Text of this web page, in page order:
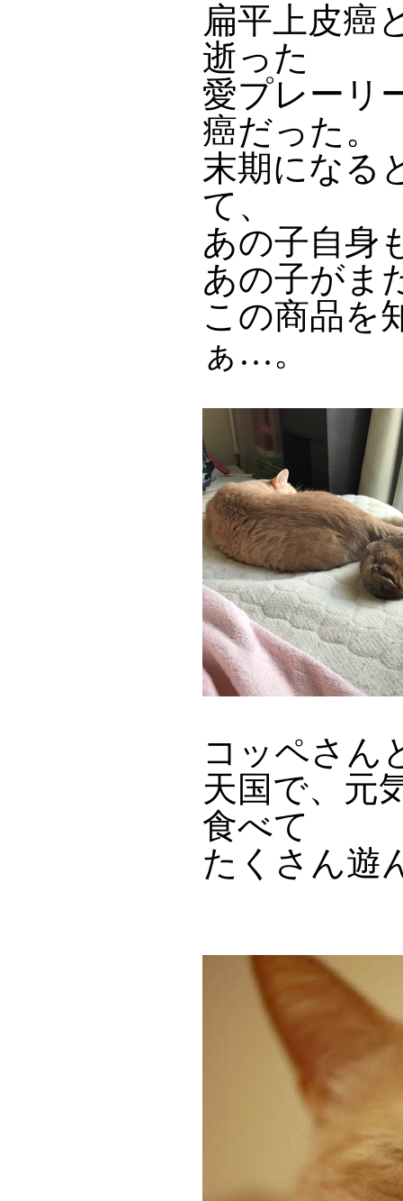
扁平上皮癌
逝った
愛プレーリ
癌だった。
末期になる
て、
あの子自身
あの子がま
この商品を
ぁ…。
コッペさん
天国で、元
食べて
たくさん遊